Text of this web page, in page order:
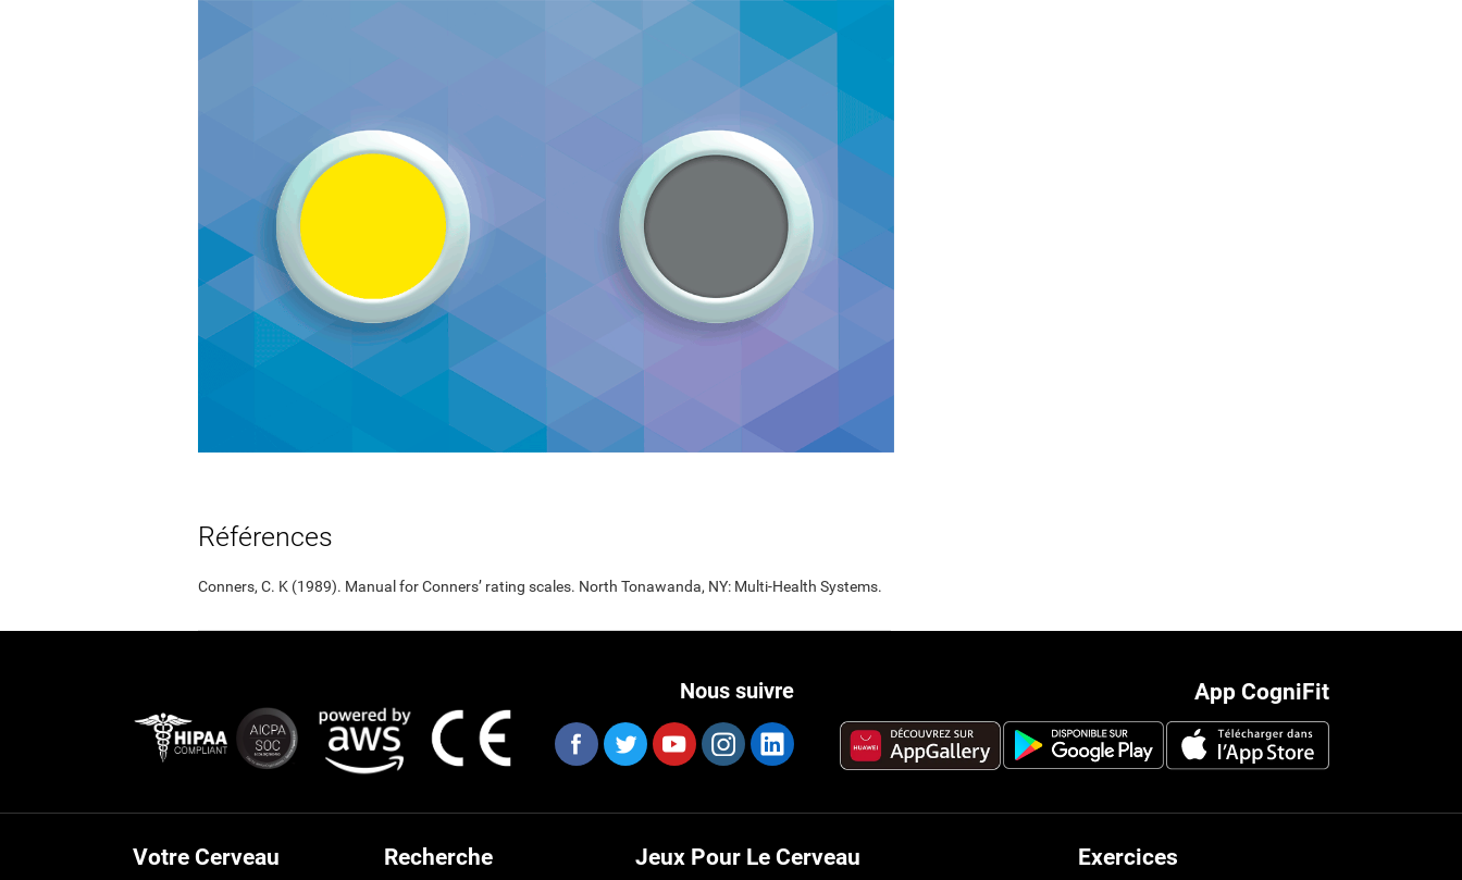
Références
Conners, C. K (1989). Manual for Conners’ rating scales. North Tonawanda, NY: Multi-Health Systems.
App CogniFit
Nous suivre
Votre Cerveau Recherche Jeux Pour Le Cerveau Exercices